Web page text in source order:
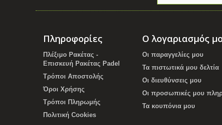
Πληροφορίες
Πλέξιμο Ρακέτας -
Επισκευή Ρακέτας Padel
Τρόποι Αποστολής
Όροι Χρήσης
Τρόποι Πληρωμής
Πολιτική Cookies
Ο λογαριασμός
Οι παραγγελίες μου
Τα πιστωτικά μου δελτία
Οι διευθύνσεις μου
Οι προσωπικές μου
Τα κουπόνια μου